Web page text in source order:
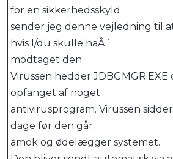
for en sikkerhedsskyld
sender jeg denne vejledning til
hvis I/du skulle haÂ´
modtaget den.
Virussen hedder
opfanget af noget
antivirusprogram. Virussen
dage før den går
amok og ødelægger systemet.